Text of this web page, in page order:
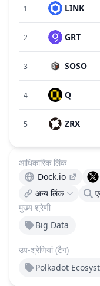
1 LINK
2 GRT
3 SOSO
4 Q
5 ZRX
मुख्य श्रेणी
Big Data
उप-श्रेणियां (टैग)
Polkadot
आधिकारिक लिंक
Dock.io
अन्य लिंक